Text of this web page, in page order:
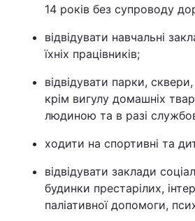
14 років без супроводу
відвідувати навчальні
їхніх працівників;
відвідувати парки,
крім вигулу домашніх
людиною та в разі
ходити на спортивні та
відвідувати заклади
будинки престарілих,
паліативної допомоги,